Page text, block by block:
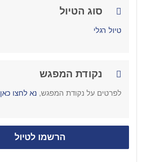
סוג הטיול
טיול רגלי
נקודת המפגש
לפרטים על נקודת המפגש, נא לחצו כאן
הרשמו לטיול